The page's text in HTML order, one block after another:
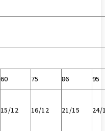
60 75 86
95
15/12 16/12 21/15 24/